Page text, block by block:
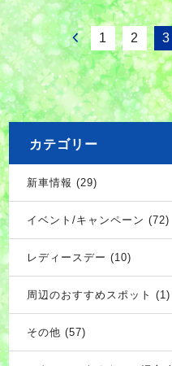
1 2 3
カテゴリー
新車情報 (29)
イベント/キャンペーン (72)
レディースデー (10)
周辺のおすすめスポット (1)
その他 (57)